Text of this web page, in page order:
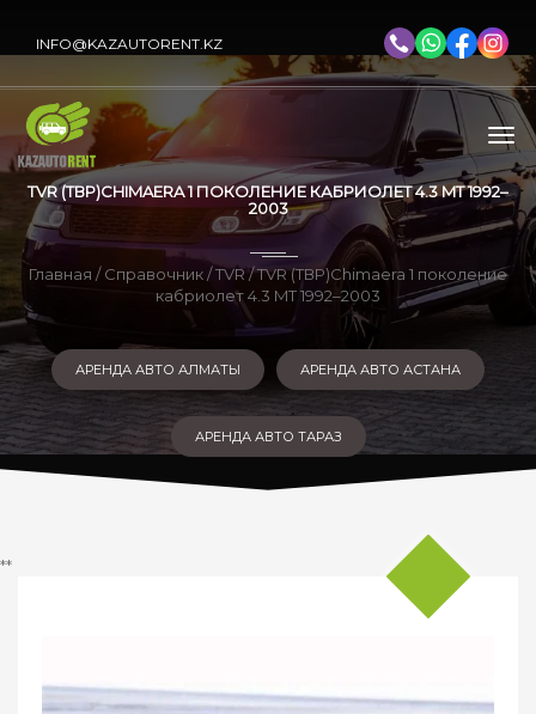
INFO@KAZAUTORENT.KZ
TVR (ТВР)CHIMAERA 1 ПОКОЛЕНИЕ КАБРИОЛЕТ 4.3 MT 1992–
2003
Главная /Справочник/TVR/ TVR (ТВР)Chimaera 1 поколение
кабриолет 4.3 MT 1992–2003
АРЕНДА АВТО АЛМАТЫ АРЕНДА АВТО АСТАНА
АРЕНДА АВТО ТАРАЗ
**